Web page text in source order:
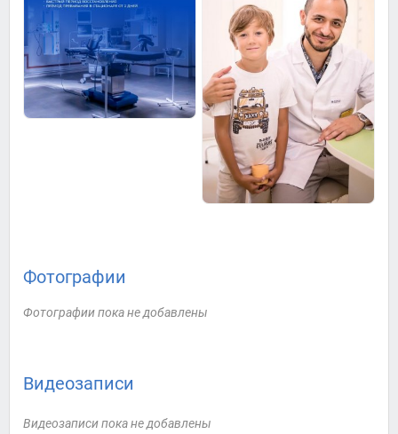
Фотографии
Фотографии пока не добавлены
Видеозаписи
Видеозаписи пока не добавлены